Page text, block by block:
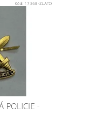
Kód: 17368-ZLATO
POLICIE -